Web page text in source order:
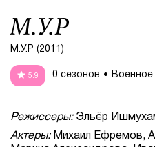
М.У.Р
М.У.Р (2011)
5.9 0 сезонов Военное
Режиссеры:Эльёр
Актеры:Михаил Ефремов,